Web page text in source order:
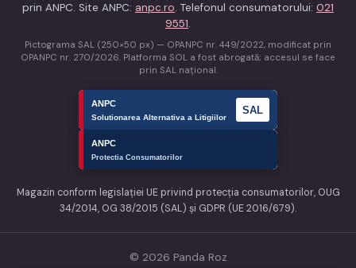
prin ANPC. Site ANPC: anpc.ro. Telefonul consumatorului: 021
9551.
Pictograma SAL (250×50 px) — OPANPC nr. 449/2022, modificat prin
OPANPC nr. 270/2026. Platforma SOL a fost abrogată; accesul se face
prin SAL național.
Magazin conform legislației UE privind protecția consumatorilor, OUG
34/2014, OG 38/2015 (SAL) și GDPR (UE 2016/679).
© 2026 Panda Roz